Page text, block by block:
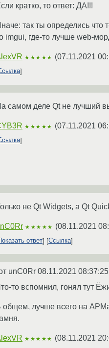
кратко, то ответ: ДА!!!
так ты определись что
imgui, где-то лучше web-
★★★★★ (07.11.2021
самом деле Qt не лучший
★★★★★ (07.11.2021
не Qt Widgets, а Qt
★★★★★ (08.11.2021
Показать ответ Ссылка
unC0Rr 08.11.2021
то вспомнил, гонял тут
общем, лучше всего на
★★★★★ (08.11.2021